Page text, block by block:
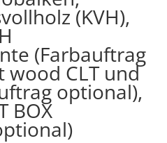
(KVH),
(Farbauftrag
wood CLT und
optional),
BOX